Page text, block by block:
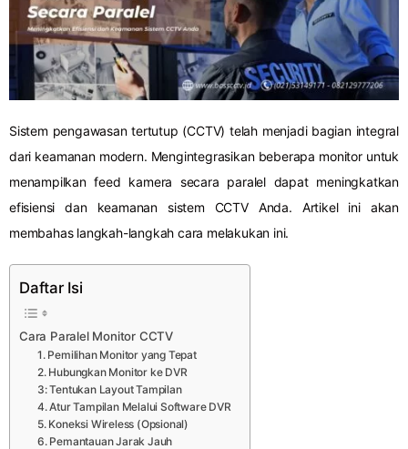
Sistem pengawasan tertutup (CCTV) telah menjadi bagian integral
dari keamanan modern. Mengintegrasikan beberapa monitor untuk
menampilkan feed kamera secara paralel dapat meningkatkan
efisiensi dan keamanan sistem CCTV Anda. Artikel ini akan
membahas langkah-langkah cara melakukan ini.
Daftar Isi
Cara Paralel Monitor CCTV
1. Pemilihan Monitor yang Tepat
2. Hubungkan Monitor ke DVR
3: Tentukan Layout Tampilan
4. Atur Tampilan Melalui Software DVR
5. Koneksi Wireless (Opsional)
6. Pemantauan Jarak Jauh